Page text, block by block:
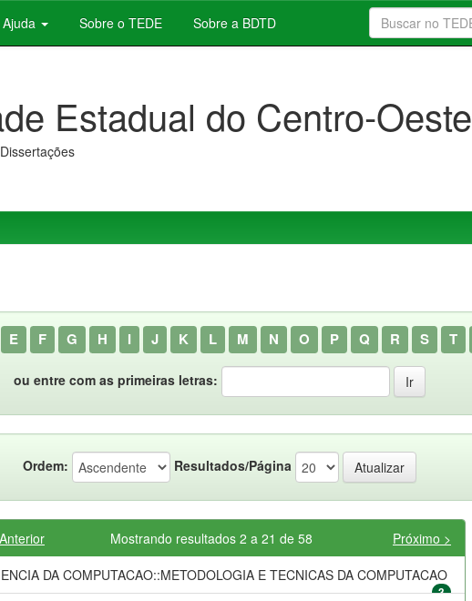
Ajuda Sobre o TEDE Sobre a BDTD
Estadual do Centro-Oeste
E F G H I J K L M N O P Q R S T
ou entre com as primeiras letras:
Ordem: Resultados/Página
Mostrando resultados 2 a 21 de 58
Próximo >
DA COMPUTACAO::METODOLOGIA E TECNICAS DA COMPUTACAO
3